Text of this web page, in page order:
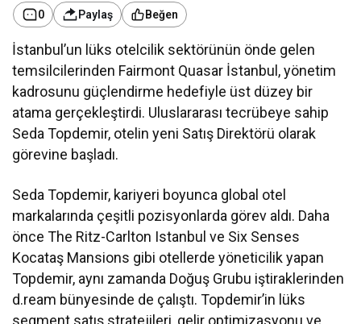
0 Paylaş Beğen
İstanbul’un lüks otelcilik sektörünün önde gelen
temsilcilerinden Fairmont Quasar İstanbul, yönetim
kadrosunu güçlendirme hedefiyle üst düzey bir
atama gerçekleştirdi. Uluslararası tecrübeye sahip
Seda Topdemir, otelin yeni Satış Direktörü olarak
görevine başladı.
Seda Topdemir, kariyeri boyunca global otel
markalarında çeşitli pozisyonlarda görev aldı. Daha
önce The Ritz-Carlton Istanbul ve Six Senses
Kocataş Mansions gibi otellerde yöneticilik yapan
Topdemir, aynı zamanda Doğuş Grubu iştiraklerinden
d.ream bünyesinde de çalıştı. Topdemir’in lüks
segment satış stratejileri, gelir optimizasyonu ve